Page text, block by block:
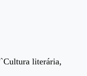
literária,